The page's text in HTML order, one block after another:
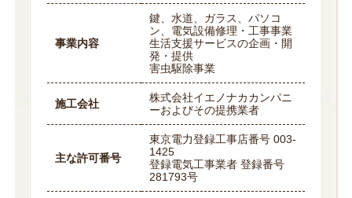
事業内容
鍵、水道、ガラス、パソコ
ン、電気設備修理・工事事業
生活支援サービスの企画・開
発・提供
害虫駆除事業
施工会社
株式会社イエノナカカンパニ
ーおよびその提携業者
主な許可番号
東京電力登録工事店番号 003-
1425
登録電気工事業者 登録番号
281793号